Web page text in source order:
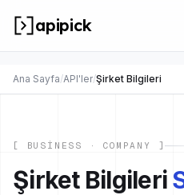
apipick
Ana Sayfa/API'ler/Şirket Bilgileri
[ BUSINESS · COMPANY ]
Şirket Bilgileri